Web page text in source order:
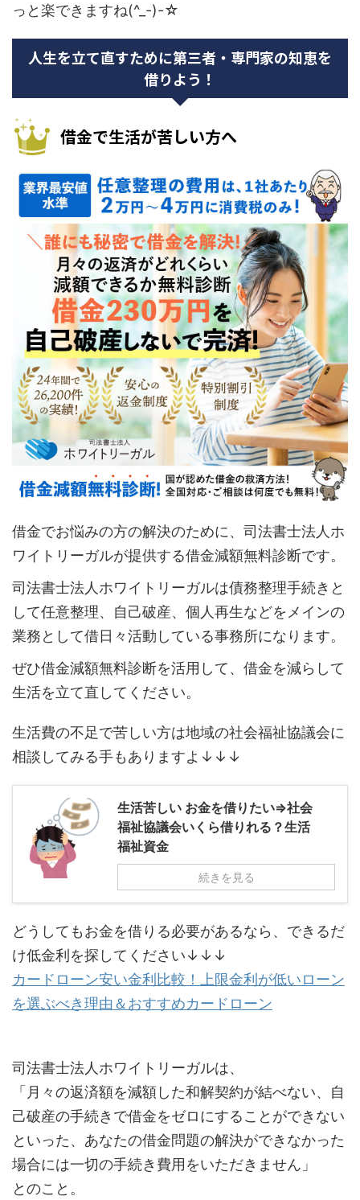
っと楽できますね(^_-)-☆
人生を立て直すために第三者・専門家の知恵を
借りよう！
借金で生活が苦しい方へ
借金でお悩みの方の解決のために、司法書士法人ホ
ワイトリーガルが提供する借金減額無料診断です。
司法書士法人ホワイトリーガルは債務整理手続きと
して任意整理、自己破産、個人再生などをメインの
業務として借日々活動している事務所になります。
ぜひ借金減額無料診断を活用して、借金を減らして
生活を立て直してください。
生活費の不足で苦しい方は地域の社会福祉協議会に
相談してみる手もありますよ↓↓↓
生活苦しい お金を借りたい⇒社会
福祉協議会いくら借りれる？生活
福祉資金
続きを見る
どうしてもお金を借りる必要があるなら、できるだ
け低金利を探してください↓↓↓
カードローン安い金利比較！上限金利が低いローン
を選ぶべき理由＆おすすめカードローン
司法書士法人ホワイトリーガルは、
「月々の返済額を減額した和解契約が結べない、自
己破産の手続きで借金をゼロにすることができない
といった、あなたの借金問題の解決ができなかった
場合には一切の手続き費用をいただきません」
とのこと。